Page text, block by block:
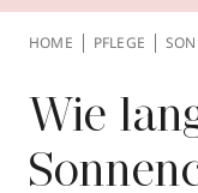
Über
HOME PFLEGE
Wie